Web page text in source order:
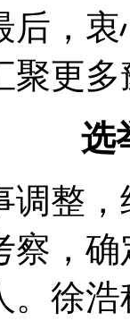
后，
聚更
选
调整
察，
。徐